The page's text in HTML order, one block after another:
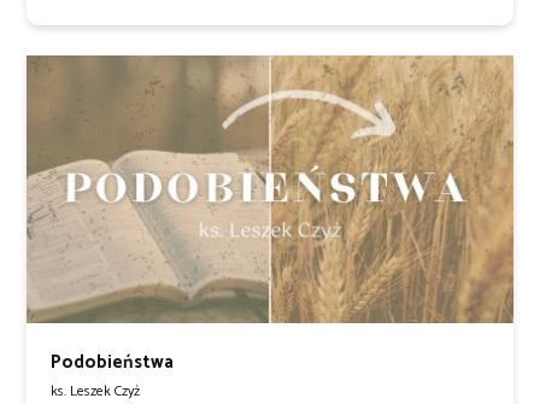
Podobieństwa
ks. Leszek Czyż